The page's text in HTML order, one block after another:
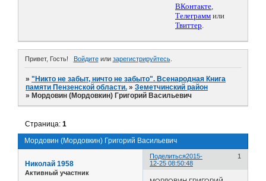
ВКонтакте,
Телеграмм или
Твиттер.
Привет, Гость! Войдитеили зарегистрируйтесь.
»"Никто не забыт, ничто не забыто". Всенародная Книга
памяти Пензенской области. »Земетчинский район
» Мордовин (Мордовкин) Григорий Васильевич
Мордовин (Мордовкин) Григорий Васильевич
Страница:1
Поделиться 1
2015-
12-25 08:50:48
Николай 1958
Активный участник